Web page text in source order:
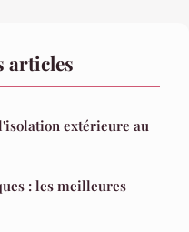
articles
extérieure au
: les meilleures